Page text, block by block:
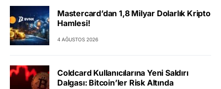
Mastercard’dan 1,8 Milyar Dolarlık Kripto
Hamlesi!
4 AĞUSTOS 2026
Coldcard Kullanıcılarına Yeni Saldırı
Dalgası: Bitcoin’ler Risk Altında